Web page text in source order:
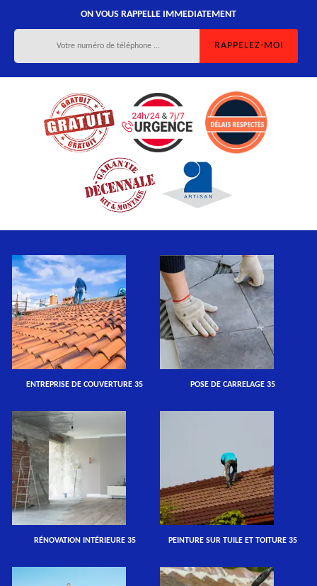
ON VOUS RAPPELLE IMMEDIATEMENT
ENTREPRISE DE COUVERTURE 35 POSE DE CARRELAGE 35
RÉNOVATION INTÉRIEURE 35 PEINTURE SUR TUILE ET TOITURE 35